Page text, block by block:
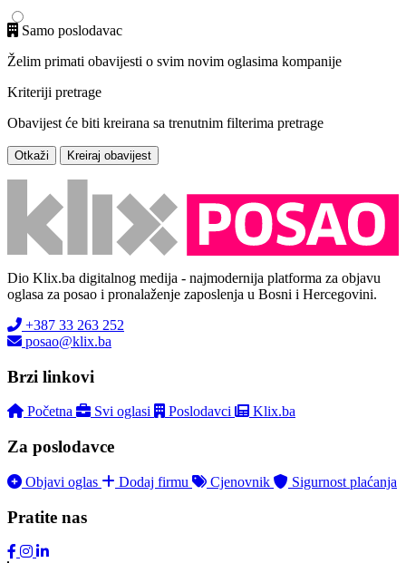
Samo poslodavac
Želim primati obavijesti o svim novim oglasima kompanije
Kriteriji pretrage
Obavijest će biti kreirana sa trenutnim filterima pretrage
Otkaži Kreiraj obavijest
Dio Klix.ba digitalnog medija - najmodernija platforma za objavu
oglasa za posao i pronalaženje zaposlenja u Bosni i Hercegovini.
+387 33 263 252
posao@klix.ba
Brzi linkovi
Početna Svi oglasi Poslodavci Klix.ba
Za poslodavce
Objavi oglas Dodaj firmu Cjenovnik Sigurnost plaćanja
Pratite nas